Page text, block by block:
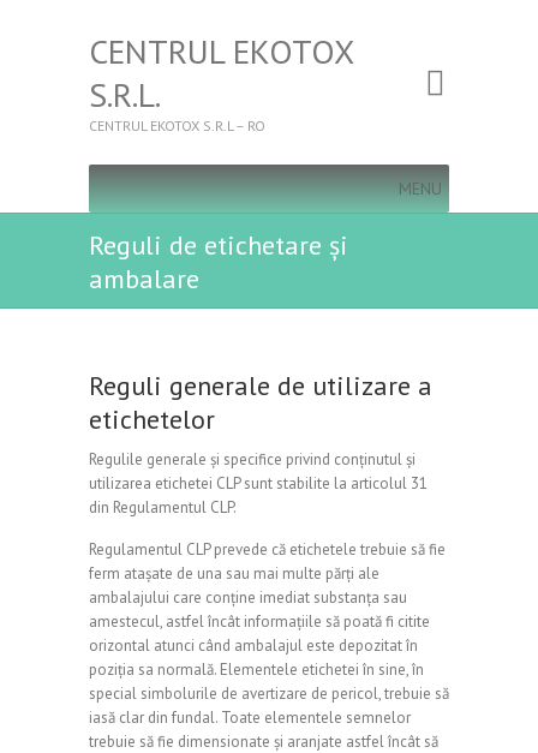
CENTRUL EKOTOX
S.R.L.
CENTRUL EKOTOX S.R.L – RO
MENU
Reguli de etichetare și
ambalare
Reguli generale de utilizare a
etichetelor
Regulile generale și specifice privind conținutul și
utilizarea etichetei CLP sunt stabilite la articolul 31
din Regulamentul CLP.
Regulamentul CLP prevede că etichetele trebuie să fie
ferm atașate de una sau mai multe părți ale
ambalajului care conține imediat substanța sau
amestecul, astfel încât informațiile să poată fi citite
orizontal atunci când ambalajul este depozitat în
poziția sa normală. Elementele etichetei în sine, în
special simbolurile de avertizare de pericol, trebuie să
iasă clar din fundal. Toate elementele semnelor
trebuie să fie dimensionate și aranjate astfel încât să